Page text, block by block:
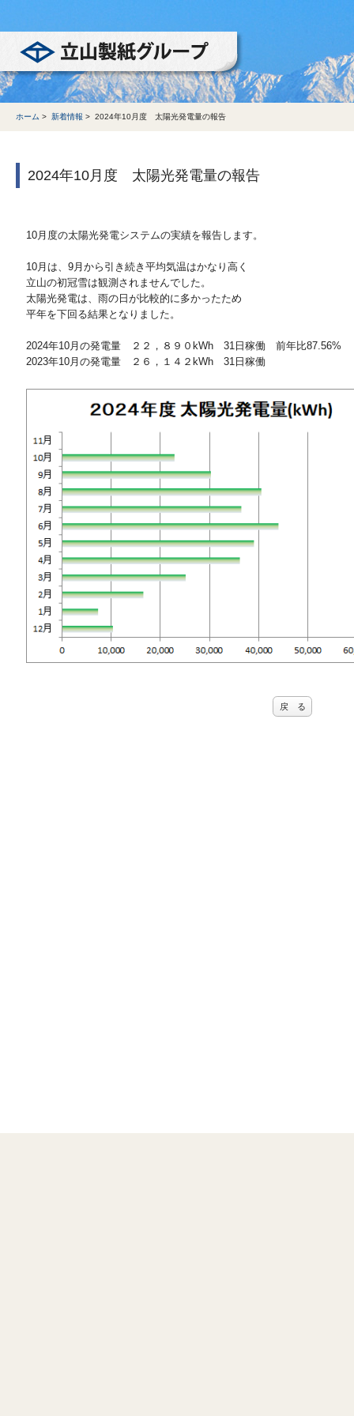
ホーム > 新着情報 > 2024年10月度 太陽光発電量の報告
2024年10月度 太陽光発電量の報告
10月度の太陽光発電システムの実績を報告します。
10月は、9月から引き続き平均気温はかなり高く
立山の初冠雪は観測されませんでした。
太陽光発電は、雨の日が比較的に多かったため
平年を下回る結果となりました。
2024年10月の発電量 ２２，８９０kWh 31日稼働 前年比87.56%
2023年10月の発電量 ２６，１４２kWh 31日稼働
戻 る